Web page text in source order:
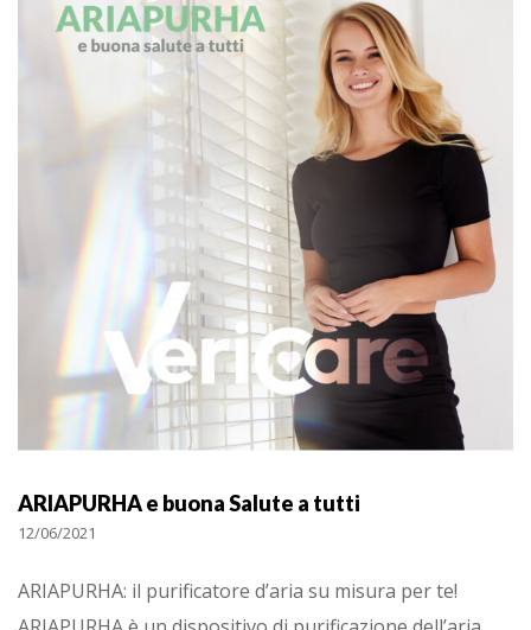
ARIAPURHA e buona Salute a tutti
12/06/2021
ARIAPURHA: il purificatore d’aria su misura per te!